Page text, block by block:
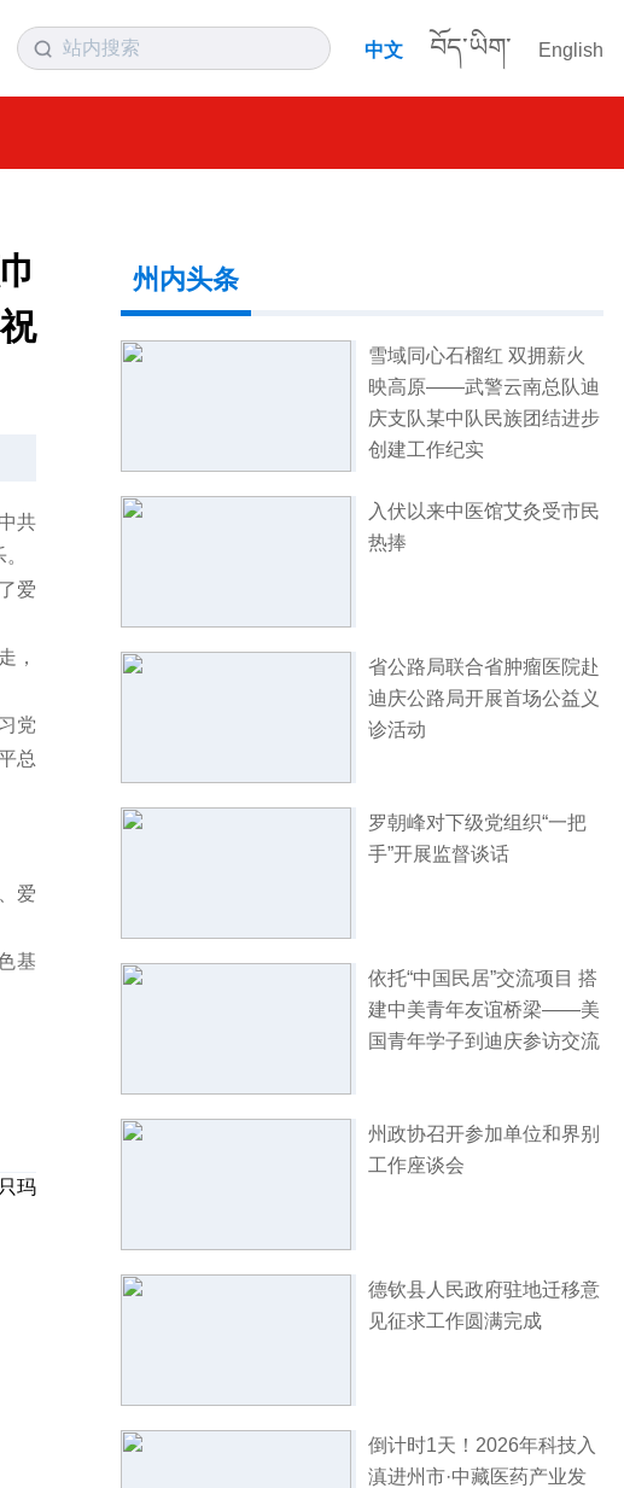
中文 བོད་ཡིག་ English
共
爱
，
党
总
爱
基
玛
州内头条
雪域同心石榴红 双拥薪火
映高原——武警云南总队迪
庆支队某中队民族团结进步
创建工作纪实
入伏以来中医馆艾灸受市民
热捧
省公路局联合省肿瘤医院赴
迪庆公路局开展首场公益义
诊活动
罗朝峰对下级党组织“一把
手”开展监督谈话
依托“中国民居”交流项目 搭
建中美青年友谊桥梁——美
国青年学子到迪庆参访交流
州政协召开参加单位和界别
工作座谈会
德钦县人民政府驻地迁移意
见征求工作圆满完成
倒计时1天！2026年科技入
滇进州市·中藏医药产业发